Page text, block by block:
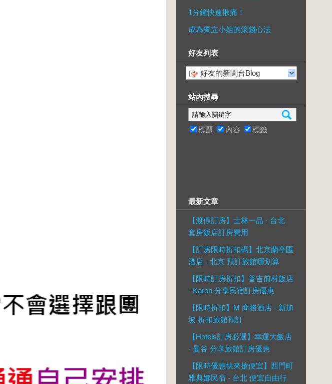
1分鐘快速揪痛！
成為獨立小姐的滾錢心法
好友列表
好友的新聞台Blog
站內搜尋
標題 內容 標籤
最新文章
【渡假訂房】士林一品 - 台北
套房飯店訂房費用
【訂房限時折扣碼】北京蘭亭匯
酒店 - 北京 預訂旅館哪划算
【限時訂房折扣】普吉前村飯店
- Karon 分享民宿訂房優惠
【限時折扣】M 商務酒店 - 新加
坡 折扣旅館預訂
【Hotels訂房必選】幸運大飯店
- 曼谷 分享旅館訂房優惠
【限時優惠快來搶便宜】西門町
雅典娜民宿 - 台北 便宜自由行